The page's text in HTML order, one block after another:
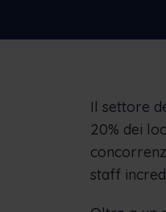
Il settore
20% dei
staff